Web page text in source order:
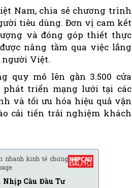
Nam, chia sẻ chương trình
tiêu dùng. Đơn vị cam kết
và đóng góp thiết thực
nâng tầm qua việc lắng
người Việt.
quy mô lên gần 3.500 cửa
triển mạng lưới tại các
và tối ưu hóa hiệu quả vận
cải tiến trải nghiệm khách
nhanh kinh tế chứng
Nhịp Cầu Đầu Tư